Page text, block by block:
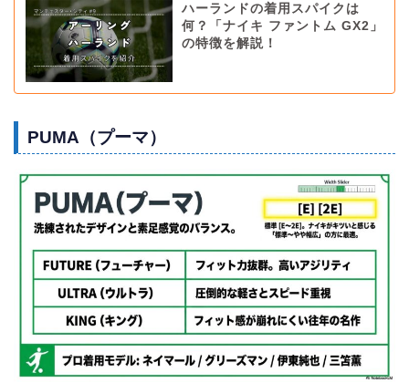
ハーランドの着用スパイクは
何？「ナイキ ファントム GX2」
の特徴を解説！
PUMA（プーマ）